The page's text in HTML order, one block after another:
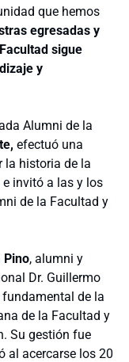
que hemos
egresadas y
sigue
y
Alumni de la
efectuó una
la historia de la
invitó a las y los
de la Facultad y
Pino, alumni y
Dr. Guillermo
fundamental de la
de la Facultad y
Su gestión fue
al acercarse los 20